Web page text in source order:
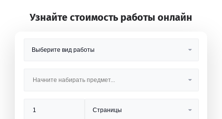
Узнайте стоимость работы онлайн